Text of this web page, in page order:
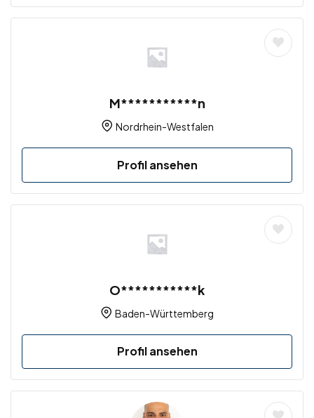
M***********n
Nordrhein-Westfalen
Profil ansehen
O***********k
Baden-Württemberg
Profil ansehen